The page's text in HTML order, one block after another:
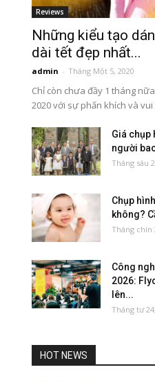
Reviews
Những kiểu tạo
dài tết đẹp nhất...
admin - Tháng Một 5, 2020
Chỉ còn chưa đầy 1 tháng
2020 với sự phấn khích và vui
Giá chụp
người
Tháng sáu
Chụp
không?
Tháng chín
Công
2026:
lên...
Tháng tư
HOT NEWS